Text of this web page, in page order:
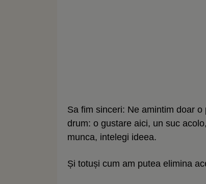
Sa fim sinceri: Ne amintim doar
drum: o gustare aici, un suc
munca, intelegi ideea.
Și totuși cum am putea elimina